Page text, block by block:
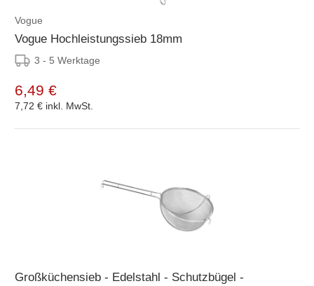
Vogue
Vogue Hochleistungssieb 18mm
3 - 5 Werktage
6,49 €
7,72 € inkl. MwSt.
Großküchensieb - Edelstahl - Schutzbügel -